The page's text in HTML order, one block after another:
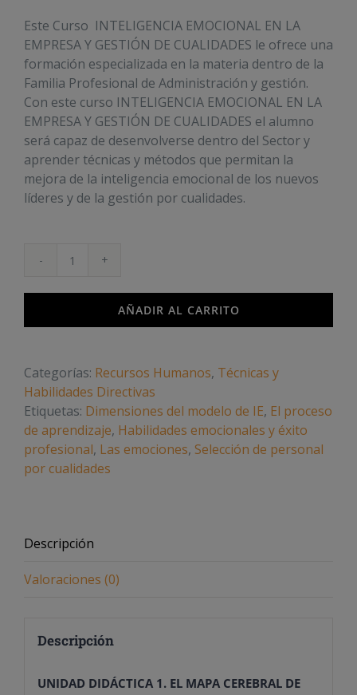
Este Curso INTELIGENCIA EMOCIONAL EN LA
EMPRESA Y GESTIÓN DE CUALIDADES le ofrece una
formación especializada en la materia dentro de la
Familia Profesional de Administración y gestión.
Con este curso INTELIGENCIA EMOCIONAL EN LA
EMPRESA Y GESTIÓN DE CUALIDADES el alumno
será capaz de desenvolverse dentro del Sector y
aprender técnicas y métodos que permitan la
mejora de la inteligencia emocional de los nuevos
líderes y de la gestión por cualidades.
Inteligencia
la
y
Gestión
de
Cualidades
cantidad
AÑADIR AL CARRITO
Categorías: Recursos Humanos, Técnicas y
Habilidades Directivas
Etiquetas: Dimensiones del modelo de IE, El proceso
de aprendizaje, Habilidades emocionales y éxito
profesional, Las emociones, Selección de personal
por cualidades
Descripción
Valoraciones (0)
Descripción
UNIDAD DIDÁCTICA 1. EL MAPA CEREBRAL DE